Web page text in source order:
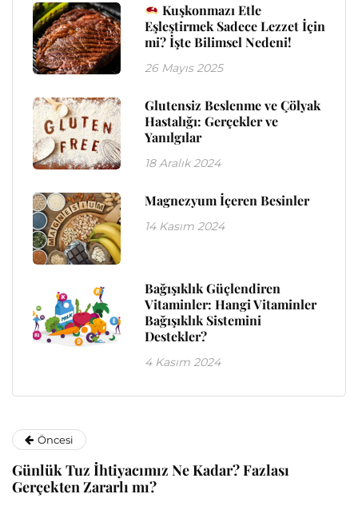
Kuşkonmazı Etle
Eşleştirmek Sadece Lezzet İçin
mi? İşte Bilimsel Nedeni!
26 Mayıs 2025
Glutensiz Beslenme ve Çölyak
Hastalığı: Gerçekler ve
Yanılgılar
18 Aralık 2024
Magnezyum İçeren Besinler
14 Kasım 2024
Bağışıklık Güçlendiren
Vitaminler: Hangi Vitaminler
Bağışıklık Sistemini
Destekler?
4 Kasım 2024
Öncesi
Günlük Tuz İhtiyacımız Ne Kadar? Fazlası
Gerçekten Zararlı mı?